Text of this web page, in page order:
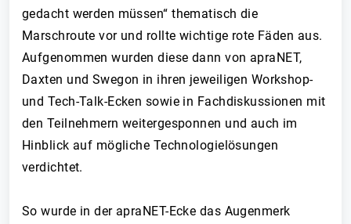
gedacht werden müssen“ thematisch die
Marschroute vor und rollte wichtige rote Fäden aus.
Aufgenommen wurden diese dann von apraNET,
Daxten und Swegon in ihren jeweiligen Workshop-
und Tech-Talk-Ecken sowie in Fachdiskussionen mit
den Teilnehmern weitergesponnen und auch im
Hinblick auf mögliche Technologielösungen
verdichtet.
So wurde in der apraNET-Ecke das Augenmerk